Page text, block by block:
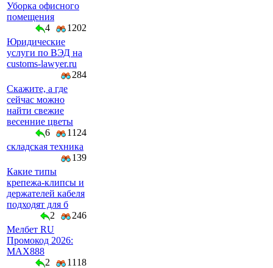
Уборка офисного
помещения
4
1202
Юридические
услуги по ВЭД на
customs-lawyer.ru
284
Скажите, а где
сейчас можно
найти свежие
весенние цветы
6
1124
складская техника
139
Какие типы
крепежа-клипсы и
держателей кабеля
подходят для б
2
246
Мелбет RU
Промокод 2026:
MAX888
2
1118